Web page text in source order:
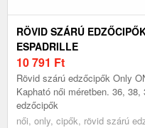
RÖVID SZÁRÚ
ESPADRILLE
10 791 Ft
Rövid szárú edzőcipők Only
Kapható női méretben. 36,
edzőcipők
női, only, cipők, rövid szárú